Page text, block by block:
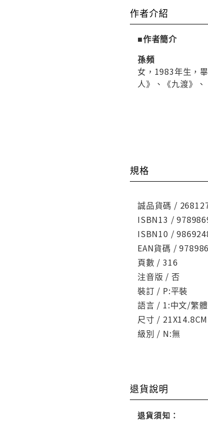
作者介紹
■作者簡介
孫頻
女，1983年生，
人》、《九渡》
規格
誠品貨碼 /
ISBN13 /
ISBN10 /
EAN貨碼 /
頁數 / 316
注音版 / 否
裝訂 / P:平裝
語言 / 1:中文/繁體
尺寸 / 21X14.8CM
級別 / N:無
退貨說明
退貨須知：